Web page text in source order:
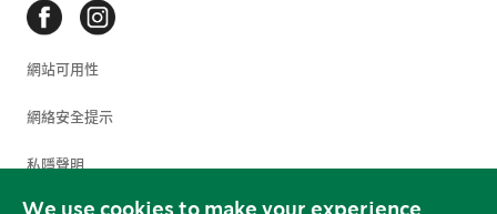
We use cookies to make your experience
網站可用性
網絡安全提示
私隱聲明